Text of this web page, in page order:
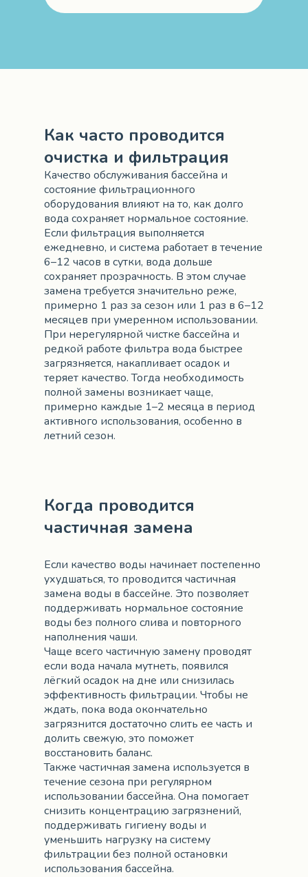
Как часто проводится
очистка и фильтрация
Качество обслуживания бассейна и
состояние фильтрационного
оборудования влияют на то, как долго
вода сохраняет нормальное состояние.
Если фильтрация выполняется
ежедневно, и система работает в течение
6–12 часов в сутки, вода дольше
сохраняет прозрачность. В этом случае
замена требуется значительно реже,
примерно 1 раз за сезон или 1 раз в 6–12
месяцев при умеренном использовании.
При нерегулярной чистке бассейна и
редкой работе фильтра вода быстрее
загрязняется, накапливает осадок и
теряет качество. Тогда необходимость
полной замены возникает чаще,
примерно каждые 1–2 месяца в период
активного использования, особенно в
летний сезон.
Если качество воды начинает постепенно
ухудшаться, то проводится частичная
замена воды в бассейне. Это позволяет
поддерживать нормальное состояние
воды без полного слива и повторного
наполнения чаши.
Чаще всего частичную замену проводят
если вода начала мутнеть, появился
лёгкий осадок на дне или снизилась
эффективность фильтрации. Чтобы не
ждать, пока вода окончательно
загрязнится достаточно слить ее часть и
долить свежую, это поможет
восстановить баланс.
Также частичная замена используется в
течение сезона при регулярном
использовании бассейна. Она помогает
снизить концентрацию загрязнений,
поддерживать гигиену воды и
уменьшить нагрузку на систему
фильтрации без полной остановки
использования бассейна.
Когда проводится
частичная замена